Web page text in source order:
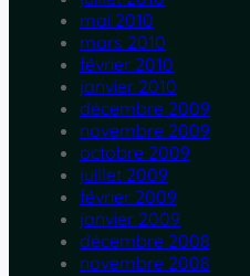
mai 2010
mars 2010
février 2010
janvier 2010
décembre 2009
novembre 2009
octobre 2009
juillet 2009
février 2009
janvier 2009
décembre 2008
novembre 2008